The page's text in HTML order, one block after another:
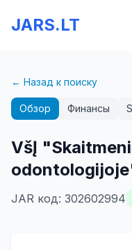
JARS.LT
← Назад к поиску
Обзор Финансы
VšĮ
JAR код: 302602994